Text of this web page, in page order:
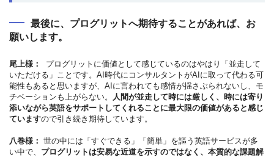
最後に、プログリットへ期待することがあれば、お
願いします。
尾上様：
プログリットに価値として感じているのはやはり「並走して
いただける」ことです。AI時代にコンサルタントがAIに取って代わる可
能性もあると思いますが、AIに言われても感情が揺さぶられないし、モ
チベーションも上がらない。
人間が並走して時には厳しく、時には寄り
添いながら英語をサポートしてくれることに最大限の価値があると感じ
ていますので引き続き期待しています。
八巻様： 世の中には「すぐできる」「簡単」を謳う英語サービスが多
い中で、 プログリットは安易な近道を示すのではなく、本質的な課題解